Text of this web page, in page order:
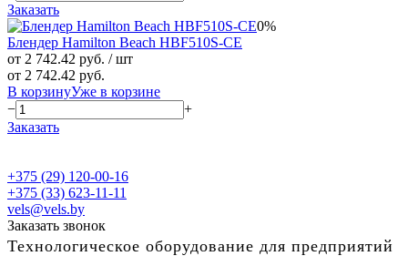
Заказать
0%
Блендер Hamilton Beach HBF510S-CE
от 2 742.42 руб. / шт
от 2 742.42 руб.
В корзинуУже в корзине
−
+
Заказать
+375 (29) 120-00-16
+375 (33) 623-11-11
vels@vels.by
Заказать звонок
Технологическое оборудование для предприятий